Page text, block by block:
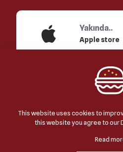
Yakında..
Apple store
Yakında..
Google Play
© 2023 Bu site regrise
This website uses cookies to
this website you agree to our
Read